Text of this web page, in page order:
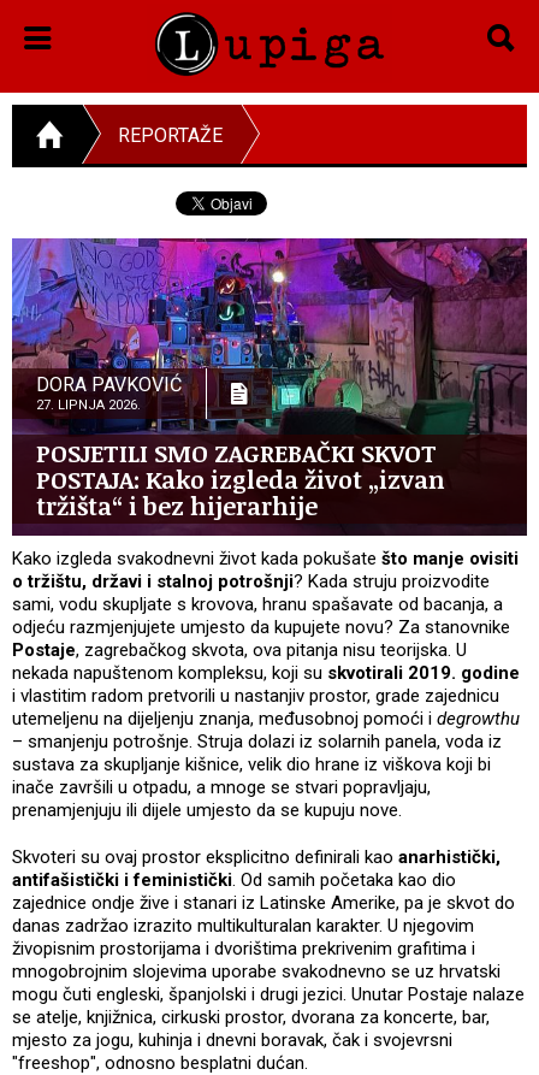
REPORTAŽE
DORA PAVKOVIĆ
27. LIPNJA 2026.
POSJETILI SMO ZAGREBAČKI SKVOT
POSTAJA: Kako izgleda život „izvan
tržišta“ i bez hijerarhije
Kako izgleda svakodnevni život kada pokušate što manje ovisiti
o tržištu, državi i stalnoj potrošnji? Kada struju proizvodite
sami, vodu skupljate s krovova, hranu spašavate od bacanja, a
odjeću razmjenjujete umjesto da kupujete novu? Za stanovnike
Postaje, zagrebačkog skvota, ova pitanja nisu teorijska. U
nekada napuštenom kompleksu, koji su skvotirali 2019. godine
i vlastitim radom pretvorili u nastanjiv prostor, grade zajednicu
utemeljenu na dijeljenju znanja, međusobnoj pomoći i degrowthu
– smanjenju potrošnje. Struja dolazi iz solarnih panela, voda iz
sustava za skupljanje kišnice, velik dio hrane iz viškova koji bi
inače završili u otpadu, a mnoge se stvari popravljaju,
prenamjenjuju ili dijele umjesto da se kupuju nove.
Skvoteri su ovaj prostor eksplicitno definirali kao anarhistički,
antifašistički i feministički. Od samih početaka kao dio
zajednice ondje žive i stanari iz Latinske Amerike, pa je skvot do
danas zadržao izrazito multikulturalan karakter. U njegovim
živopisnim prostorijama i dvorištima prekrivenim grafitima i
mnogobrojnim slojevima uporabe svakodnevno se uz hrvatski
mogu čuti engleski, španjolski i drugi jezici. Unutar Postaje nalaze
se atelje, knjižnica, cirkuski prostor, dvorana za koncerte, bar,
mjesto za jogu, kuhinja i dnevni boravak, čak i svojevrsni
"freeshop", odnosno besplatni dućan.